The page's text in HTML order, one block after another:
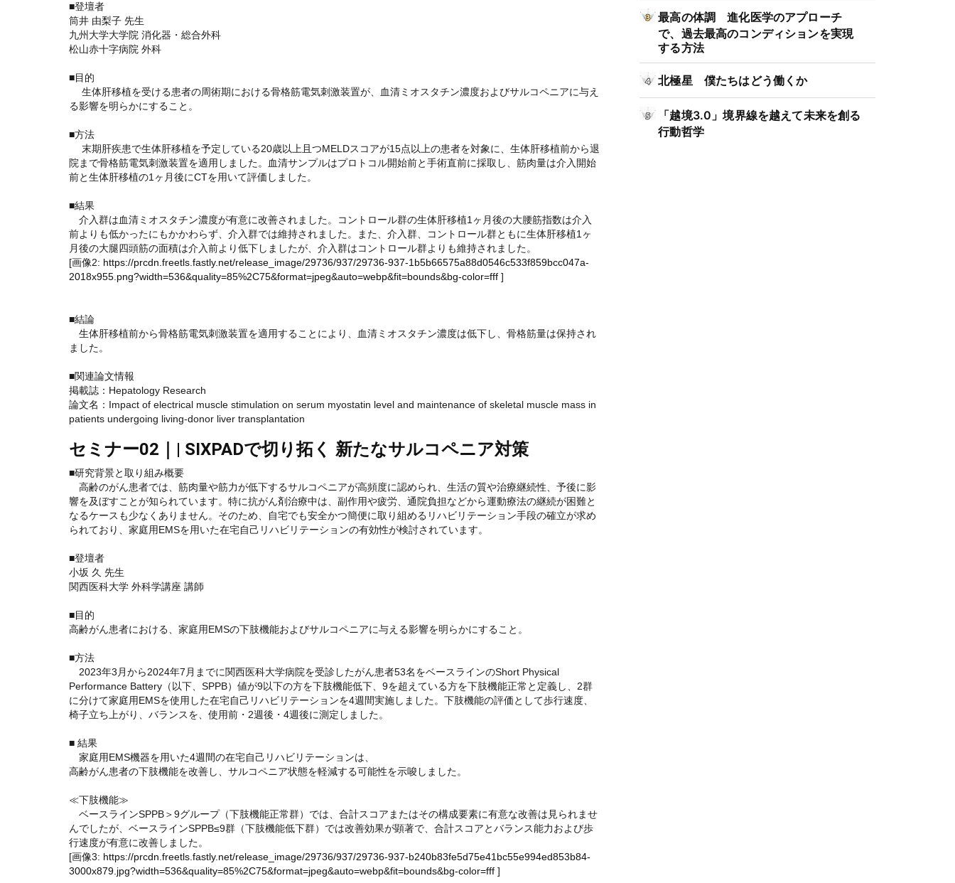
■登壇者
筒井 由梨子 先生
九州大学大学院 消化器・総合外科
松山赤十字病院 外科
■目的
生体肝移植を受ける患者の周術期における骨格筋電気刺激装置が、血清ミオスタチン濃度およびサルコペニアに与え
る影響を明らかにすること。
■方法
末期肝疾患で生体肝移植を予定している20歳以上且つMELDスコアが15点以上の患者を対象に、生体肝移植前から退
院まで骨格筋電気刺激装置を適用しました。血清サンプルはプロトコル開始前と手術直前に採取し、筋肉量は介入開始
前と生体肝移植の1ヶ月後にCTを用いて評価しました。
■結果
介入群は血清ミオスタチン濃度が有意に改善されました。コントロール群の生体肝移植1ヶ月後の大腰筋指数は介入
前よりも低かったにもかかわらず、介入群では維持されました。また、介入群、コントロール群ともに生体肝移植1ヶ
月後の大腿四頭筋の面積は介入前より低下しましたが、介入群はコントロール群よりも維持されました。
[画像2: https://prcdn.freetls.fastly.net/release_image/29736/937/29736-937-1b5b66575a88d0546c533f859bcc047a-
2018x955.png?width=536&quality=85%2C75&format=jpeg&auto=webp&fit=bounds&bg-color=fff ]
■結論
生体肝移植前から骨格筋電気刺激装置を適用することにより、血清ミオスタチン濃度は低下し、骨格筋量は保持され
ました。
■関連論文情報
掲載誌：Hepatology Research
論文名：Impact of electrical muscle stimulation on serum myostatin level and maintenance of skeletal muscle mass in
patients undergoing living-donor liver transplantation
セミナー02｜| SIXPADで切り拓く 新たなサルコペニア対策
■研究背景と取り組み概要
高齢のがん患者では、筋肉量や筋力が低下するサルコペニアが高頻度に認められ、生活の質や治療継続性、予後に影
響を及ぼすことが知られています。特に抗がん剤治療中は、副作用や疲労、通院負担などから運動療法の継続が困難と
なるケースも少なくありません。そのため、自宅でも安全かつ簡便に取り組めるリハビリテーション手段の確立が求め
られており、家庭用EMSを用いた在宅自己リハビリテーションの有効性が検討されています。
■登壇者
小坂 久 先生
関西医科大学 外科学講座 講師
■目的
高齢がん患者における、家庭用EMSの下肢機能およびサルコペニアに与える影響を明らかにすること。
■方法
2023年3月から2024年7月までに関西医科大学病院を受診したがん患者53名をベースラインのShort Physical
Performance Battery（以下、SPPB）値が9以下の方を下肢機能低下、9を超えている方を下肢機能正常と定義し、2群
に分けて家庭用EMSを使用した在宅自己リハビリテーションを4週間実施しました。下肢機能の評価として歩行速度、
椅子立ち上がり、バランスを、使用前・2週後・4週後に測定しました。
■ 結果
家庭用EMS機器を用いた4週間の在宅自己リハビリテーションは、
高齢がん患者の下肢機能を改善し、サルコペニア状態を軽減する可能性を示唆しました。
≪下肢機能≫
ベースラインSPPB＞9グループ（下肢機能正常群）では、合計スコアまたはその構成要素に有意な改善は見られませ
んでしたが、ベースラインSPPB≤9群（下肢機能低下群）では改善効果が顕著で、合計スコアとバランス能力および歩
行速度が有意に改善しました。
[画像3: https://prcdn.freetls.fastly.net/release_image/29736/937/29736-937-b240b83fe5d75e41bc55e994ed853b84-
3000x879.jpg?width=536&quality=85%2C75&format=jpeg&auto=webp&fit=bounds&bg-color=fff ]
最高の体調 進化医学のアプローチ
で、過去最高のコンディションを実現
する方法
北極星 僕たちはどう働くか
「越境3.0」境界線を越えて未来を創る
行動哲学